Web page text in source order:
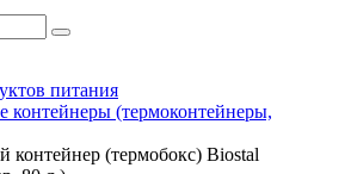
питания
контейнеры (термоконтейнеры,
контейнер (термобокс) Biostal